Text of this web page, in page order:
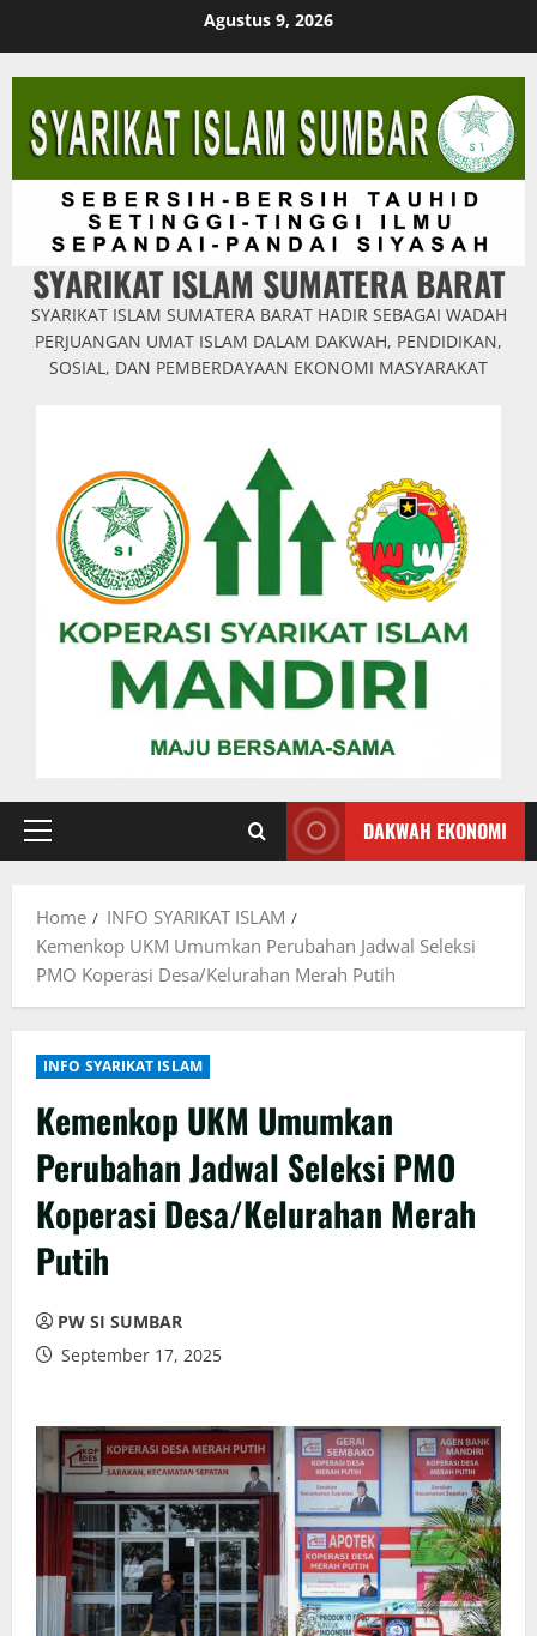
content
Agustus 9, 2026
SYARIKAT ISLAM SUMATERA BARAT
SYARIKAT ISLAM SUMATERA BARAT HADIR SEBAGAI WADAH
PERJUANGAN UMAT ISLAM DALAM DAKWAH, PENDIDIKAN,
SOSIAL, DAN PEMBERDAYAAN EKONOMI MASYARAKAT
Primary
DAKWAH EKONOMI
Home
INFO SYARIKAT ISLAM
Kemenkop UKM Umumkan Perubahan Jadwal Seleksi
PMO Koperasi Desa/Kelurahan Merah Putih
INFO SYARIKAT ISLAM
Kemenkop UKM Umumkan
Perubahan Jadwal Seleksi PMO
Koperasi Desa/Kelurahan Merah
Putih
PW SI SUMBAR
September 17, 2025